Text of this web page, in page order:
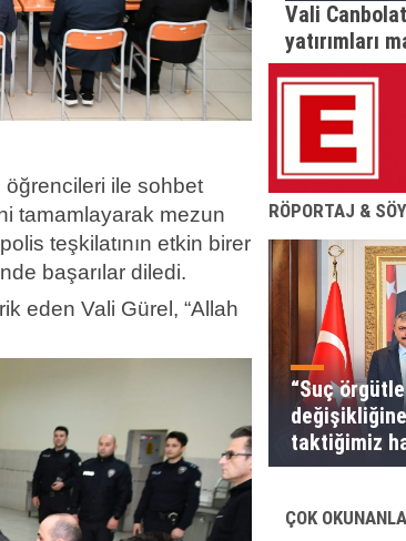
öğrencileri ile sohbet
tamamlayarak mezun
teşkilatının etkin birer
başarılar diledi.
eden Vali Gürel, “Allah
Vali
yatırımları
RÖPORTAJ &
“Suç
taktiğimiz
ÇOK